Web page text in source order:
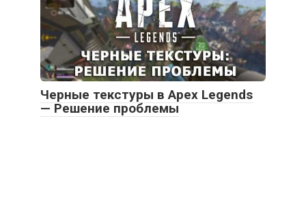
Черные текстуры в Apex Legends
— Решение проблемы